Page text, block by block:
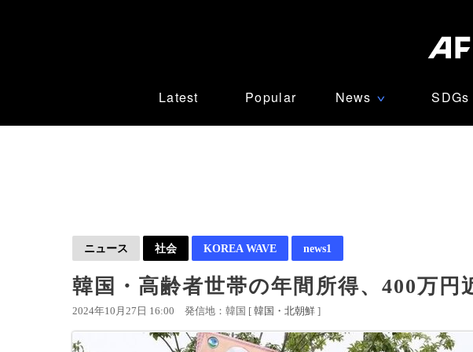
Latest Popular News ∨ SDGs
ニュース 社会 KOREA WAVE news1
韓国・高齢者世帯の年間所得、400万
2024年10月27日 16:00 発信地：韓国 [ 韓国・北朝鮮 ]